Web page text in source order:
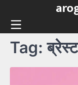
content
Tag: